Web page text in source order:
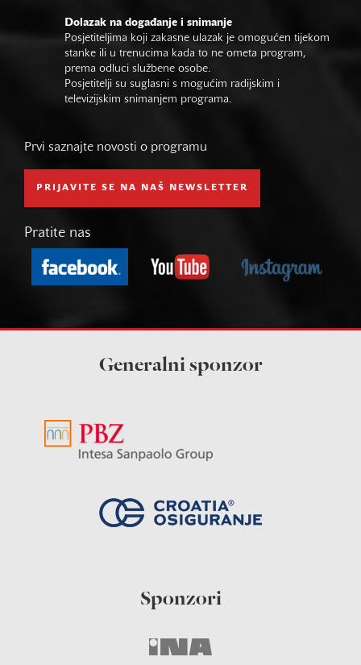
Dolazak na događanje i snimanje
Posjetiteljima koji zakasne ulazak je omogućen tijekom
stanke ili u trenucima kada to ne ometa program,
prema odluci službene osobe.
Posjetitelji su suglasni s mogućim radijskim i
televizijskim snimanjem programa.
Prvi saznajte novosti o programu
PRIJAVITE SE NA NAŠ NEWSLETTER
Pratite nas
Generalni sponzor
Sponzori